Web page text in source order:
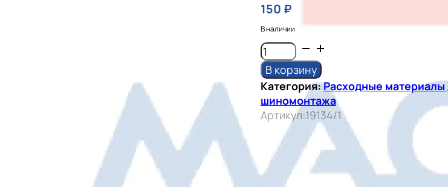
150 ₽
В наличии
Количество
товара
ПЛАСТЫРИ
D-
3
(ТЕРМО)
100/2
СЛ.,
10
ШТ.
В корзину
Категория:Расходные материалы
шиномонтажа
Артикул:19134/1